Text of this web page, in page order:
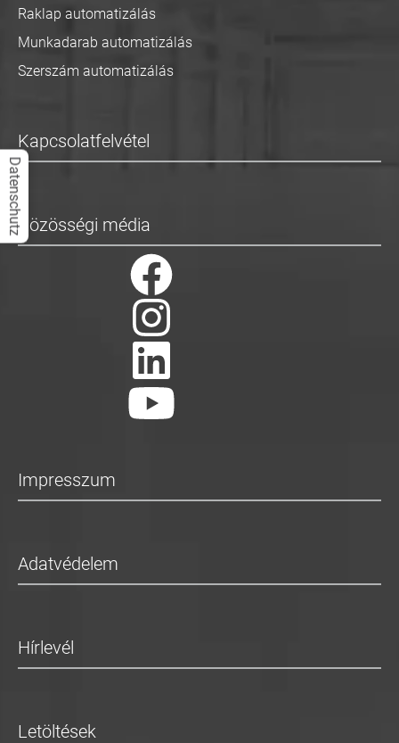
Raklap automatizálás
Munkadarab automatizálás
Szerszám automatizálás
Kapcsolatfelvétel
Közösségi média
Impresszum
Adatvédelem
Hírlevél
Letöltések
Datenschutz